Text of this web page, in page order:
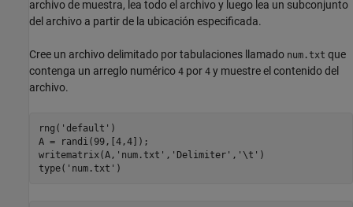
archivo de muestra, lea todo el archivo y luego lea un subconjunto
del archivo a partir de la ubicación especificada.
Cree un archivo delimitado por tabulaciones llamado num.txt que
contenga un arreglo numérico 4 por 4 y muestre el contenido del
archivo.
rng( 'default' )
A = randi(99,[4,4]);
writematrix(A, 'num.txt' , 'Delimiter' , '\t' )
type( 'num.txt' )